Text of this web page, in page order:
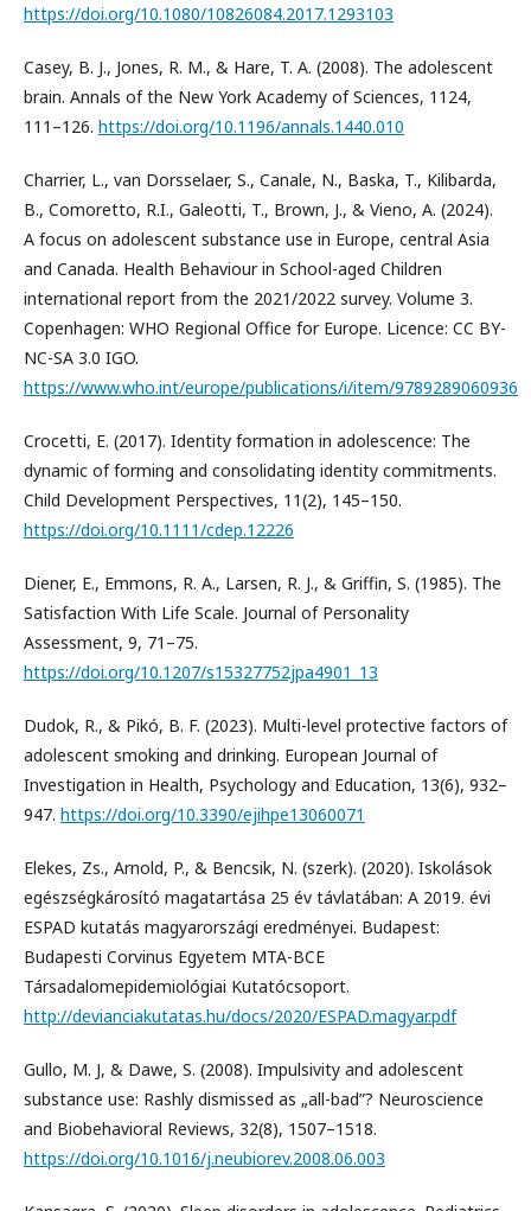
https://doi.org/10.1080/10826084.2017.1293103
Casey, B. J., Jones, R. M., & Hare, T. A. (2008). The adolescent
brain. Annals of the New York Academy of Sciences, 1124,
111–126. https://doi.org/10.1196/annals.1440.010
Charrier, L., van Dorsselaer, S., Canale, N., Baska, T., Kilibarda,
B., Comoretto, R.I., Galeotti, T., Brown, J., & Vieno, A. (2024).
A focus on adolescent substance use in Europe, central Asia
and Canada. Health Behaviour in School-aged Children
international report from the 2021/2022 survey. Volume 3.
Copenhagen: WHO Regional Office for Europe. Licence: CC BY-
NC-SA 3.0 IGO.
https://www.who.int/europe/publications/i/item/9789289060936
Crocetti, E. (2017). Identity formation in adolescence: The
dynamic of forming and consolidating identity commitments.
Child Development Perspectives, 11(2), 145–150.
https://doi.org/10.1111/cdep.12226
Diener, E., Emmons, R. A., Larsen, R. J., & Griffin, S. (1985). The
Satisfaction With Life Scale. Journal of Personality
Assessment, 9, 71–75.
https://doi.org/10.1207/s15327752jpa4901_13
Dudok, R., & Pikó, B. F. (2023). Multi-level protective factors of
adolescent smoking and drinking. European Journal of
Investigation in Health, Psychology and Education, 13(6), 932–
947. https://doi.org/10.3390/ejihpe13060071
Elekes, Zs., Arnold, P., & Bencsik, N. (szerk). (2020). Iskolások
egészségkárosító magatartása 25 év távlatában: A 2019. évi
ESPAD kutatás magyarországi eredményei. Budapest:
Budapesti Corvinus Egyetem MTA-BCE
Társadalomepidemiológiai Kutatócsoport.
http://devianciakutatas.hu/docs/2020/ESPAD.magyar.pdf
Gullo, M. J, & Dawe, S. (2008). Impulsivity and adolescent
substance use: Rashly dismissed as „all-bad”? Neuroscience
and Biobehavioral Reviews, 32(8), 1507–1518.
https://doi.org/10.1016/j.neubiorev.2008.06.003